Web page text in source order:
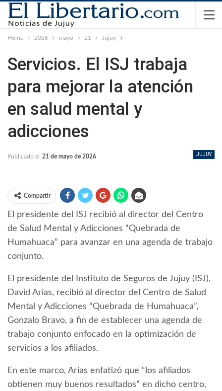
Home 2026 mayo 21 Jujuy
Servicios. El ISJ trabaja
para mejorar la atención
en salud mental y
adicciones
JUJUY
Publicado el 21 de mayo de 2026
Compartir
El presidente del ISJ recibió al director del Centro
de Salud Mental y Adicciones “Quebrada de
Humahuaca” para avanzar en una agenda de trabajo
conjunto.
El presidente del Instituto de Seguros de Jujuy (ISJ),
David Arias, recibió al director del Centro de Salud
Mental y Adicciones “Quebrada de Humahuaca”,
Gonzalo Bravo, a fin de establecer una agenda de
trabajo conjunto enfocado en la optimización de
servicios a los afiliados.
En este marco, Arias enfatizó que “los afiliados
obtienen muy buenos resultados” en dicho centro,